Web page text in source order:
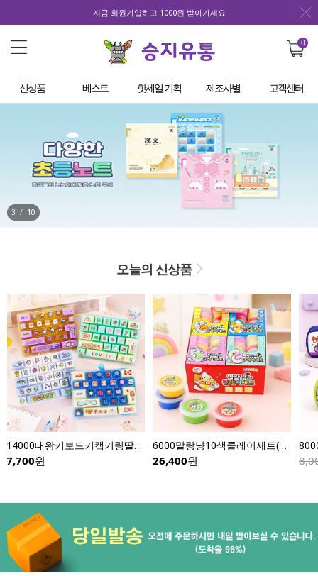
지금 회원가입하고 1000원 받아가세요
0
신상품 베스트 핫세일 기획 제조사별 고객센터
3 / 10
오늘의 신상품
14000대왕키보드키캡키링딸깍이-낱개(이미지다양)
7,700원
6000말랑냥10색클레이세트(8개입)
26,400원